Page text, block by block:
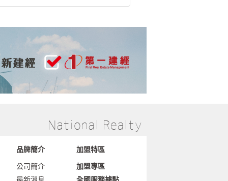
品牌簡介
公司簡介
加盟特區
加盟專區